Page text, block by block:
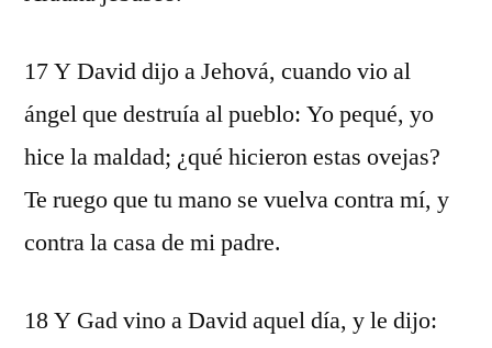
17 Y David dijo a Jehová, cuando vio al
ángel que destruía al pueblo: Yo pequé, yo
hice la maldad; ¿qué hicieron estas ovejas?
Te ruego que tu mano se vuelva contra mí, y
contra la casa de mi padre.
18 Y Gad vino a David aquel día, y le dijo: